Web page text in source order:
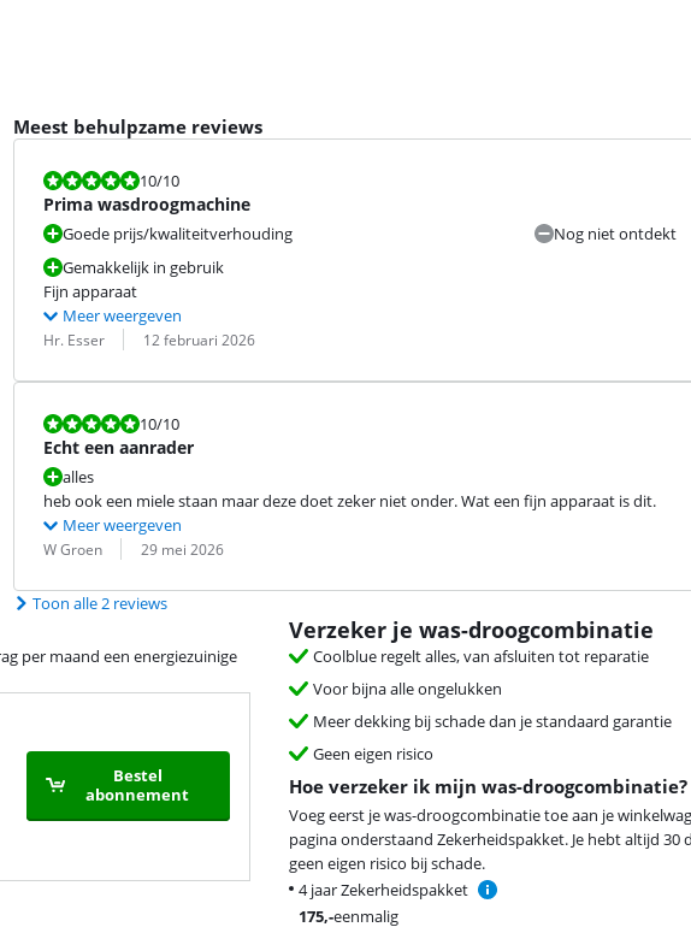
Meest behulpzame reviews
Beoordeling is 10 van de 10.
10/10
Prima wasdroogmachine
Goede prijs/kwaliteitverhouding
Gemakkelijk in gebruik
Nog niet ontdekt
Fijn apparaat
Meer weergeven
Beoordeling door:
Hr. Esser
Datum: 12 februari 2026
Beoordeling is 10 van de 10.
10/10
Echt een aanrader
alles
heb ook een miele staan maar deze doet zeker niet onder. Wat een fijn apparaat is dit.
Meer weergeven
Beoordeling door:
W Groen
Datum: 29 mei 2026
Toon alle 2 reviews
per maand een energiezuinige
Bestel
abonnement
Verzeker je was-droogcombinatie
Coolblue regelt alles, van afsluiten tot reparatie
Voor bijna alle ongelukken
Meer dekking bij schade dan je standaard garantie
Geen eigen risico
Hoe verzeker ik mijn was-droogcombinatie?
Voeg eerst je was-droogcombinatie toe aan je
pagina onderstaand Zekerheidspakket. Je hebt altijd
geen eigen risico bij schade.
4 jaar Zekerheidspakket
175,-eenmalig